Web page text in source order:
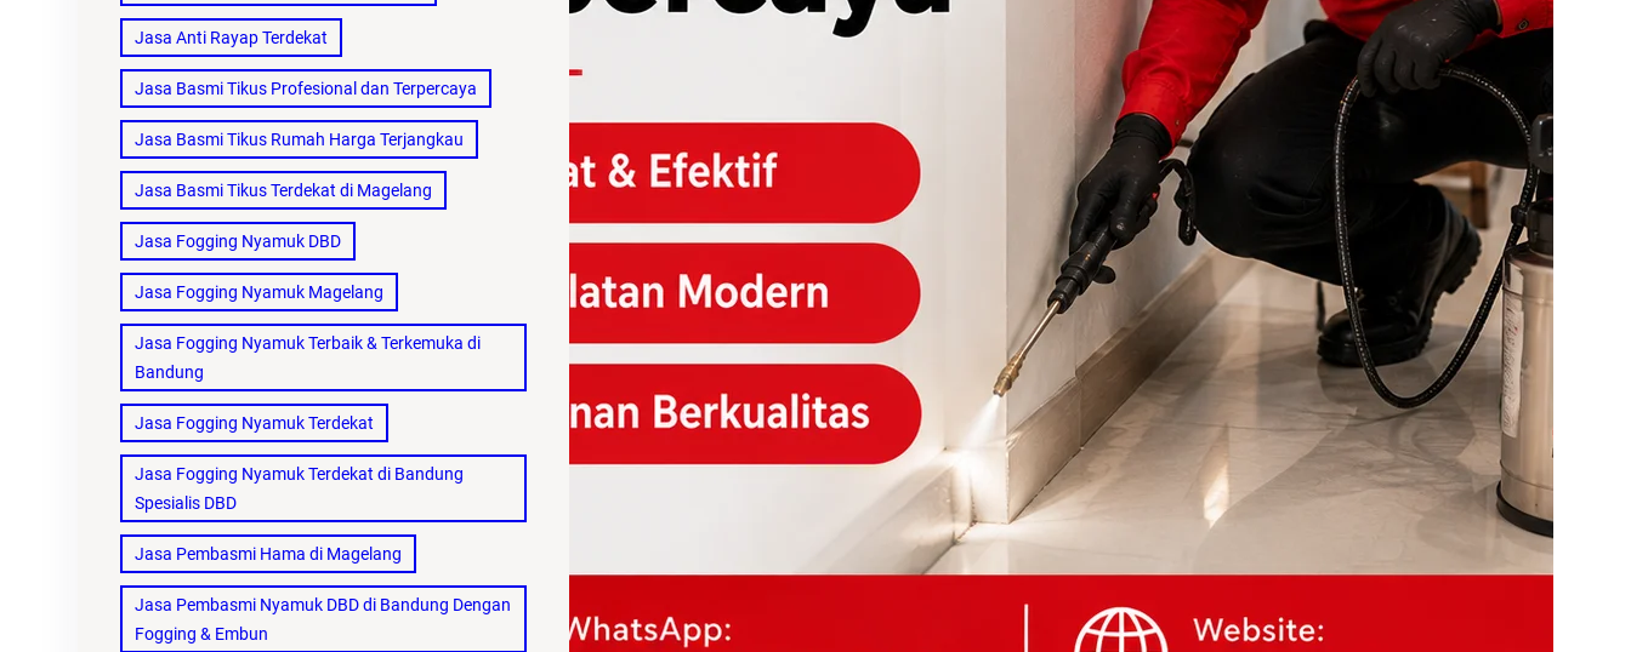
Jasa Anti Rayap Terdekat
Jasa Basmi Tikus Profesional dan Terpercaya
Jasa Basmi Tikus Rumah Harga Terjangkau
Jasa Basmi Tikus Terdekat di Magelang
Jasa Fogging Nyamuk DBD
Jasa Fogging Nyamuk Magelang
Jasa Fogging Nyamuk Terbaik & Terkemuka di
Bandung
Jasa Fogging Nyamuk Terdekat
Jasa Fogging Nyamuk Terdekat di Bandung
Spesialis DBD
Jasa Pembasmi Hama di Magelang
Jasa Pembasmi Nyamuk DBD di Bandung Dengan
Fogging & Embun